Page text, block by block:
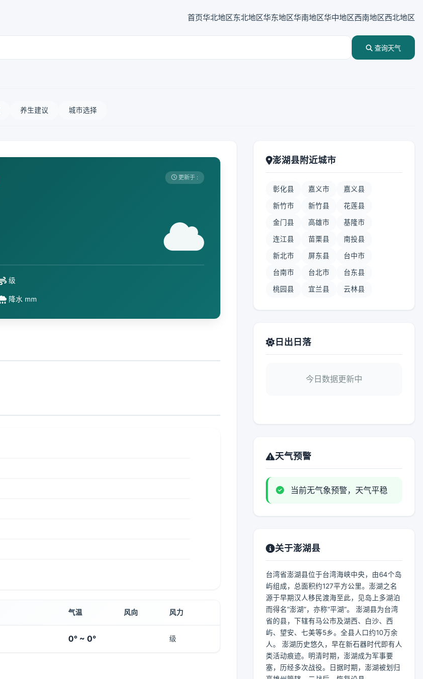
首页华北地区东北地区华东地区华南地区华中地区西南地区西北地区
查询天气
养生建议 城市选择
更新于 :
级
降水 mm
气温 风向 风力
0° ~ 0° 级
澎湖县附近城市
彰化县 嘉义市 嘉义县
新竹市 新竹县 花莲县
金门县 高雄市 基隆市
连江县 苗栗县 南投县
新北市 屏东县 台中市
台南市 台北市 台东县
桃园县 宜兰县 云林县
日出日落
今日数据更新中
天气预警
当前无气象预警，天气平稳
关于澎湖县
台湾省澎湖县位于台湾海峡中央，由64个岛
屿组成，总面积约127平方公里。澎湖之名
源于早期汉人移民渡海至此，见岛上多湖泊
而得名“澎湖”，亦称“平湖”。 澎湖县为台湾
省的县，下辖有马公市及湖西、白沙、西
屿、望安、七美等5乡。全县人口约10万余
人。 澎湖历史悠久，早在新石器时代即有人
类活动痕迹。明清时期，澎湖成为军事要
塞，历经多次战役。日据时期，澎湖被划归